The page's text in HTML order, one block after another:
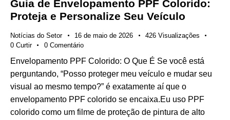
Guia de Envelopamento PPF Colorido:
Proteja e Personalize Seu Veículo
Notícias do Setor 16 de maio de 2026 426 Visualizações
0 Curtir 0 Comentário
Envelopamento PPF Colorido: O Que É Se você está
perguntando, “Posso proteger meu veículo e mudar seu
visual ao mesmo tempo?” é exatamente aí que o
envelopamento PPF colorido se encaixa.Eu uso PPF
colorido como um filme de proteção de pintura de alto